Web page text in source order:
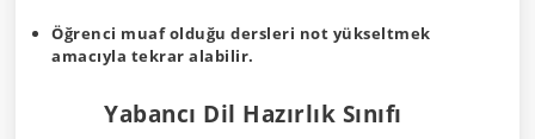
Öğrenci muaf olduğu dersleri not yükseltmek
amacıyla tekrar alabilir.
Yabancı Dil Hazırlık Sınıfı